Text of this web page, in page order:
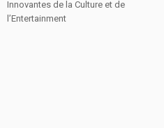
Innovantes de la Culture et de
l’Entertainment